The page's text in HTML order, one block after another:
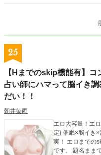
25
【Hまでのskip機能有】
占い師にハマって脳イき
だい！！
朝井染両
エロ大容量！エ
定) 催眠×脳イき
実！ エロまでの
です。 題名まま